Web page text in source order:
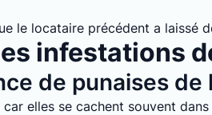
le locataire précédent a laissé
infestations
de punaises de
elles se cachent souvent